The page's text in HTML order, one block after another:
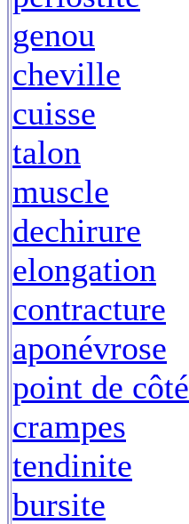
genou
cheville
cuisse
talon
muscle
dechirure
elongation
contracture
aponévrose
point de côté
crampes
tendinite
bursite